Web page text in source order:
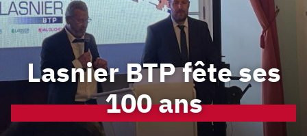
Facebook :Linkedin :
Lasnier BTP fête ses
100 ans